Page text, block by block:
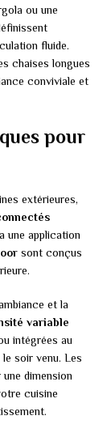
ou une
fluide.
chaises longues
conviviale et
pour
extérieures,
une application
sont conçus
et la
variable
intégrées au
soir venu. Les
dimension
cuisine